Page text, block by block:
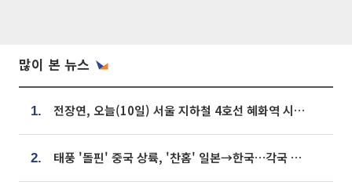
많이 본 뉴스
1. 전장연, 오늘(10일) 서울 지하철 4호선 혜화역 시위…1호선 용산역 무정차
2. 태풍 '돌핀' 중국 상륙, '찬홈' 일본→한국…각국 기상청 예상 경로는?